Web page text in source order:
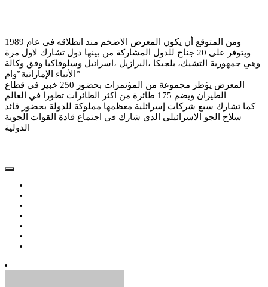
ومن المتوقع أن يكون المعرض الاضخم مند انطلاقه في عام 1989
ويتوفر على 20 جناح للدول المشاركة من بينها دول تشارك لاول مرة
وهي جمهورية التشيك، بلجيكا ،البرازيل ،اسرائيل وسلوفاكيا وفق وكالة
الأنباء الإماراتية”وام”
المعرض يؤطر مجموعة من المؤتمرات بحضور 250 خبير في قطاع
الطيران ويضم 175 طائرة من اكثر الطائرات تطورا في العالم
كما تشارك سبع شركات إسرائلية معظمها مملوكة للدولة بحضور قائد
سلاح الجو الاسرائيلي الدي شارك في اجتماع قادة القوات الجوية
الدولية